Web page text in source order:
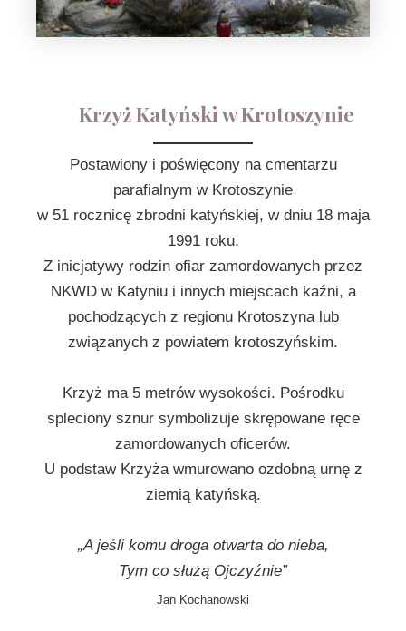
Krzyż Katyński w Krotoszynie
Postawiony i poświęcony na cmentarzu
parafialnym w Krotoszynie
w 51 rocznicę zbrodni katyńskiej, w dniu 18 maja
1991 roku.
Z inicjatywy rodzin ofiar zamordowanych przez
NKWD w Katyniu i innych miejscach kaźni, a
pochodzących z regionu Krotoszyna lub
związanych z powiatem krotoszyńskim.
Krzyż ma 5 metrów wysokości. Pośrodku
spleciony sznur symbolizuje skrępowane ręce
zamordowanych oficerów.
U podstaw Krzyża wmurowano ozdobną urnę z
ziemią katyńską.
„A jeśli komu droga otwarta do nieba,
Tym co służą Ojczyźnie”
Jan Kochanowski